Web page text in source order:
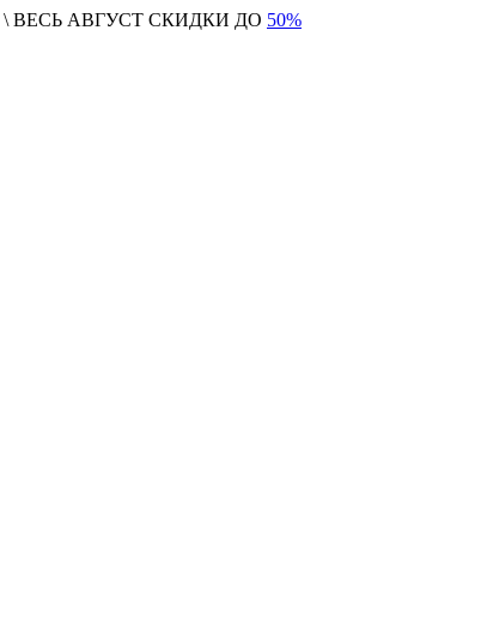
\ ВЕСЬ АВГУСТ СКИДКИ ДО 50%